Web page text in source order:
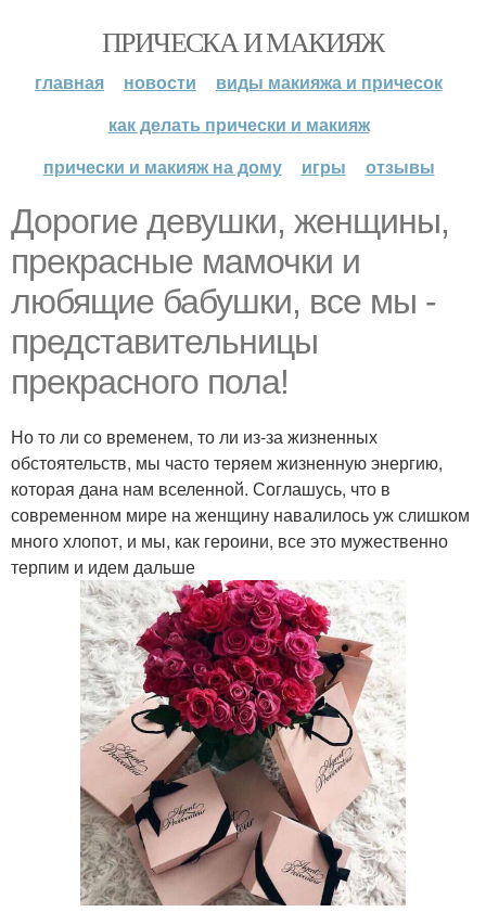
ПРИЧЕСКА И МАКИЯЖ
главная новости
виды макияжа и причесок
как делать прически и макияж
прически и макияж на дому
игры отзывы
Дорогие девушки, женщины,
прекрасные мамочки и
любящие бабушки, все мы -
представительницы
прекрасного пола!
Но то ли со временем, то ли из-за жизненных
обстоятельств, мы часто теряем жизненную энергию,
которая дана нам вселенной. Соглашусь, что в
современном мире на женщину навалилось уж слишком
много хлопот, и мы, как героини, все это мужественно
терпим и идем дальше